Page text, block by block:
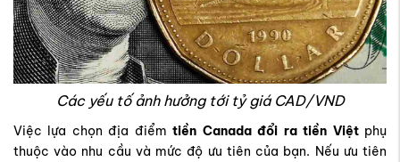
Các yếu tố ảnh hưởng tới tỷ giá CAD/VND
Việc lựa chọn địa điểmtiền Canada đổi ra tiền Việtphụ
thuộc vào nhu cầu và mức độ ưu tiên của bạn. Nếu ưu tiên